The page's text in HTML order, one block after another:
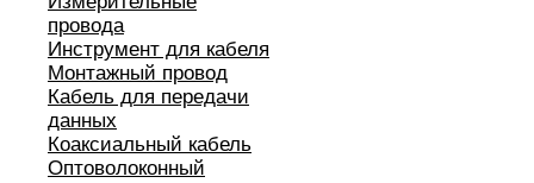
провода
Инструмент для кабеля
Монтажный провод
Кабель для передачи
данных
Коаксиальный кабель
Оптоволоконный